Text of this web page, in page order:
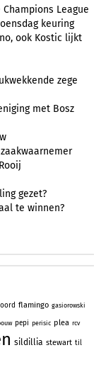
League
keuring
ook Kostic lijkt
zege
met Bosz
gezet?
te winnen?
flamingo gasiorowski
pepi perisic plea rcv
sildillia stewart til